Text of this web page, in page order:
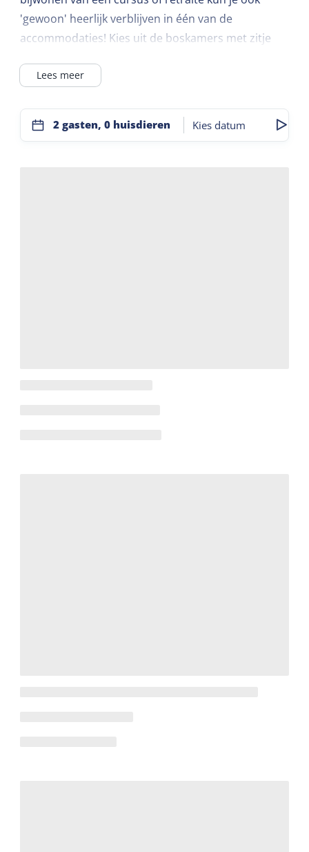
'gewoon' heerlijk verblijven in één van de
accommodaties! Kies uit de boskamers met zitje
omgetoverd tot comfortabel verblijf, 4p
budgetkamers. Alle kamers zijn voorzien van eigen
douche en toilet, sommige hebben ook een eigen
Lees meer
2 gasten, 0 huisdieren Kies datum